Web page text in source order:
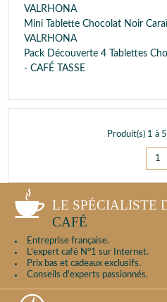
VALRHONA
Mini Tablette Chocolat Noir
VALRHONA
Pack Découverte 4 Tablettes
- CAFÉ TASSE
Produit(s) 1 à 5
1
LE SPÉCIALISTE
CAFÉ
Entreprise française.
L'expert café N°1 sur Internet.
Prix bas et cadeaux exclusifs.
Conseils d'experts passionnés.